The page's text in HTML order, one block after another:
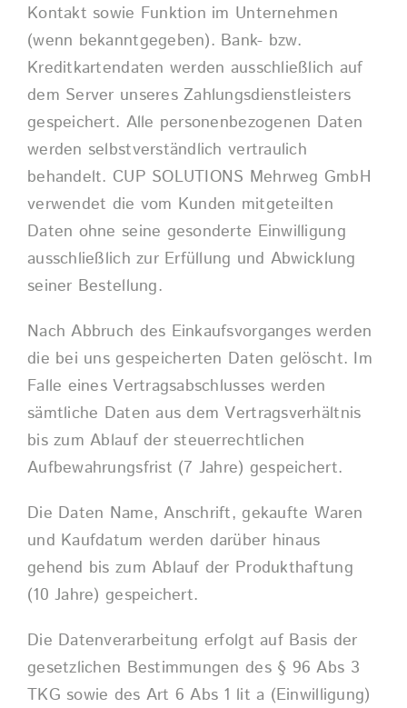
Kontakt sowie Funktion im Unternehmen
(wenn bekanntgegeben). Bank- bzw.
Kreditkartendaten werden ausschließlich auf
dem Server unseres Zahlungsdienstleisters
gespeichert. Alle personenbezogenen Daten
werden selbstverständlich vertraulich
behandelt. CUP SOLUTIONS Mehrweg GmbH
verwendet die vom Kunden mitgeteilten
Daten ohne seine gesonderte Einwilligung
ausschließlich zur Erfüllung und Abwicklung
seiner Bestellung.
Nach Abbruch des Einkaufsvorganges werden
die bei uns gespeicherten Daten gelöscht. Im
Falle eines Vertragsabschlusses werden
sämtliche Daten aus dem Vertragsverhältnis
bis zum Ablauf der steuerrechtlichen
Aufbewahrungsfrist (7 Jahre) gespeichert.
Die Daten Name, Anschrift, gekaufte Waren
und Kaufdatum werden darüber hinaus
gehend bis zum Ablauf der Produkthaftung
(10 Jahre) gespeichert.
Die Datenverarbeitung erfolgt auf Basis der
gesetzlichen Bestimmungen des § 96 Abs 3
TKG sowie des Art 6 Abs 1 lit a (Einwilligung)